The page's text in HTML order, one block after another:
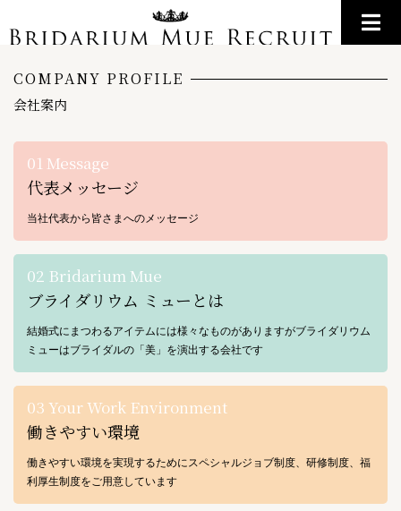
COMPANY PROFILE
会社案内
01 Message
代表メッセージ
当社代表から皆さまへのメッセージ
02 Bridarium Mue
ブライダリウム ミューとは
結婚式にまつわるアイテムには様々なものがありますがブライダリウム
ミューはブライダルの「美」を演出する会社です
03 Your Work Environment
働きやすい環境
働きやすい環境を実現するためにスペシャルジョブ制度、研修制度、福
利厚生制度をご用意しています